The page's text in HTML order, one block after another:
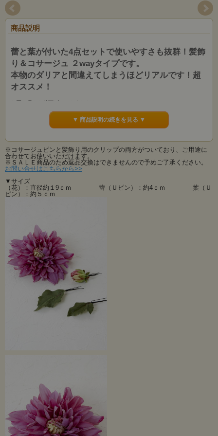
商品説明
蕾と葉が付いた4点セットで使いやすさも抜群！髪飾
り＆コサージュ ２wayタイプです。
本物のダリアと間違えてしまうほどリアルです！超
オススメ！
お買い得！お値下げいたしました！
見栄えがする大きめのダリア。
和装・洋装どちらでも合わせることが出来てとってもお買得！
成人式などのお着物には髪飾り＆帯飾りとして、お洋服にはコサージュとして、
コサージュ・髪飾りだけでなく、バックにつけたり、帯飾りにしたりと貴女なり
のお洒落が楽しめます。
大人の雰囲気が素敵です！
成人式などの和装から、ウェディングシーン・ヘッドドレスとしてもお使いいた
だける大変便利な２wayタイプです。
▼ 商品説明の続きを見る ▼
※コサージュピンと髪飾り用のクリップの両方がついており、ご用途に
合わせてお使いいただけます。
※ＳＡＬＥ商品のため返品交換はできませんので予めご了承ください。
お問い合せはこちらから>>
▼サイズ
（花）：直径約１9ｃｍ 蕾（Ｕピン）：約4ｃｍ 葉（Ｕ
ピン）：約５ｃｍ